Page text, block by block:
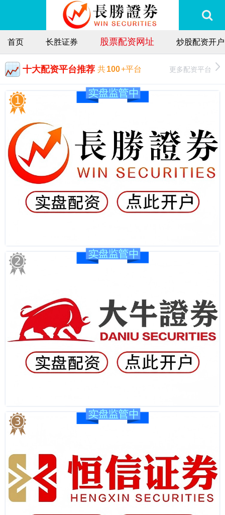
首页 长胜证券 股票配资网址 炒股配资开户
十大配资平台推荐 共100+平台 更多配资平台